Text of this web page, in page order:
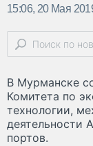
15:06, 20 Мая
В Мурманске
Комитета по
технологии,
деятельности
портов.